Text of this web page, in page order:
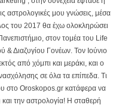
αστρολογικές μου γνώσεις, μέσα
του 2017 θα έχω ολοκληρώσει
στον τομέα του Life
& Διαζυγίου Γονέων. Τον Ιούνιο
από χόμπι και μεράκι, και ο
σε όλα τα επίπεδα. Τι
στο Oroskopos.gr κατάφερα να
την αστρολογία! Η σταθερή